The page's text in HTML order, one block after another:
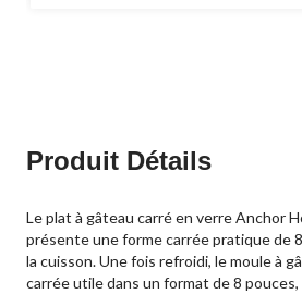
Produit Détails
Le plat à gâteau carré en verre Anchor
présente une forme carrée pratique de
la cuisson. Une fois refroidi, le moule à
carrée utile dans un format de 8